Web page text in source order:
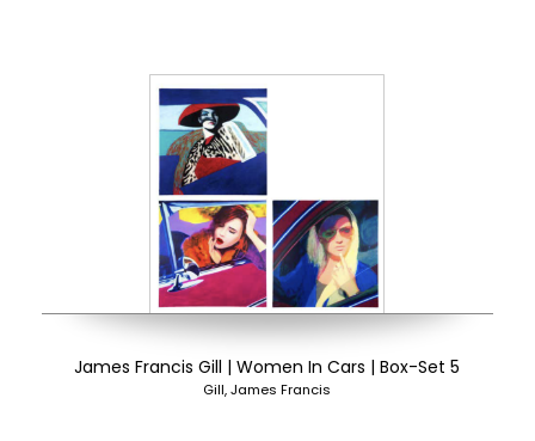
James Francis Gill | Women In Cars | Box-Set 5
Gill, James Francis